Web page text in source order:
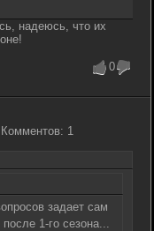
надеюсь, что их
0
1
задает сам
1-го сезона...